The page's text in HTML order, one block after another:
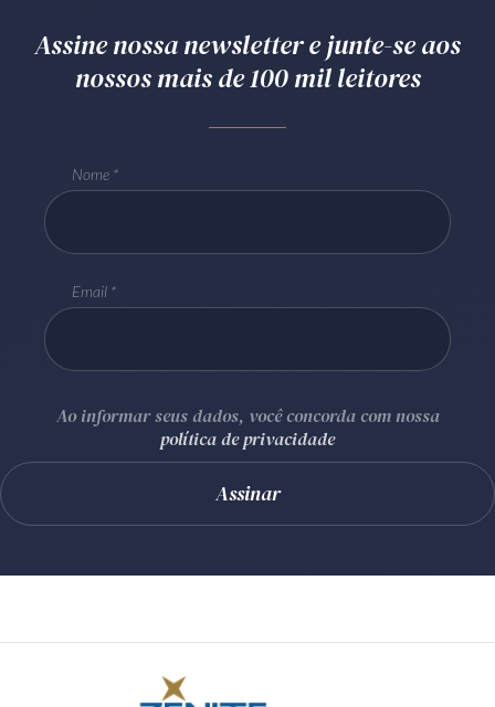
Assine nossa newsletter e junte-se aos
nossos mais de 100 mil leitores
Nome
Email
Ao informar seus dados, você concorda com nossa
política de privacidade